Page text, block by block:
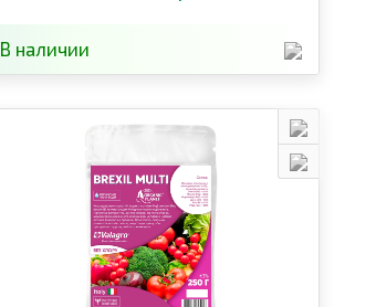
В наличии